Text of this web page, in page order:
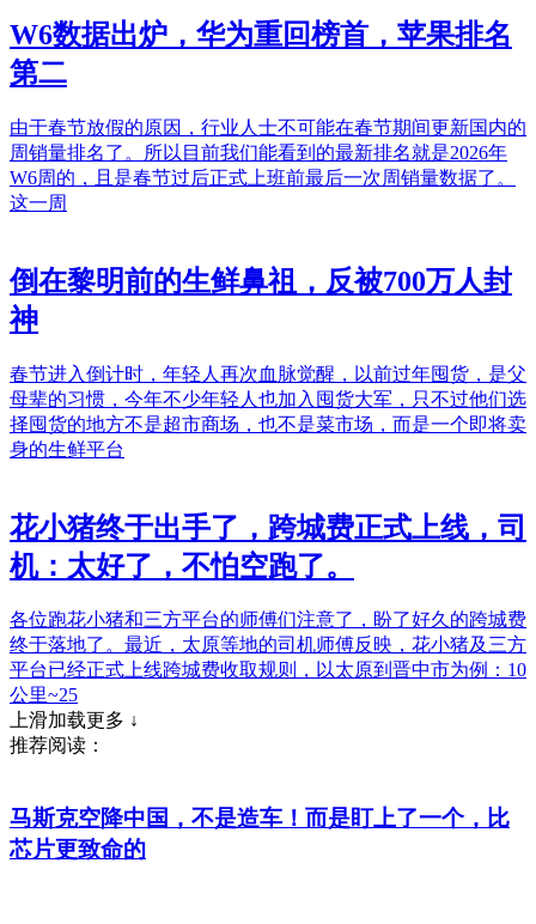
W6数据出炉，华为重回榜首，苹果排名
第二
由于春节放假的原因，行业人士不可能在春节期间更新国内的
周销量排名了。所以目前我们能看到的最新排名就是2026年
W6周的，且是春节过后正式上班前最后一次周销量数据了。
这一周
倒在黎明前的生鲜鼻祖，反被700万人封
神
春节进入倒计时，年轻人再次血脉觉醒，以前过年囤货，是父
母辈的习惯，今年不少年轻人也加入囤货大军，只不过他们选
择囤货的地方不是超市商场，也不是菜市场，而是一个即将卖
身的生鲜平台
花小猪终于出手了，跨城费正式上线，司
机：太好了，不怕空跑了。
各位跑花小猪和三方平台的师傅们注意了，盼了好久的跨城费
终于落地了。最近，太原等地的司机师傅反映，花小猪及三方
平台已经正式上线跨城费收取规则，以太原到晋中市为例：10
公里~25
上滑加载更多 ↓
推荐阅读：
马斯克空降中国，不是造车！而是盯上了一个，比
芯片更致命的